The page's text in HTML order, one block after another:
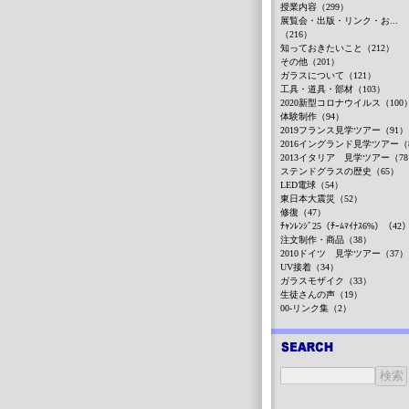
授業内容（299）
展覧会・出版・リンク・お...
（216）
知っておきたいこと（212）
その他（201）
ガラスについて（121）
工具・道具・部材（103）
2020新型コロナウイルス（100）
体験制作（94）
2019フランス見学ツアー（91）
2016イングランド見学ツアー（
2013イタリア 見学ツアー（78
ステンドグラスの歴史（65）
LED電球（54）
東日本大震災（52）
修復（47）
ﾁｬﾝﾚﾝｼﾞ25（ﾁｰﾑﾏｲﾅｽ6%）（42）
注文制作・商品（38）
2010ドイツ 見学ツアー（37）
UV接着（34）
ガラスモザイク（33）
生徒さんの声（19）
00-リンク集（2）